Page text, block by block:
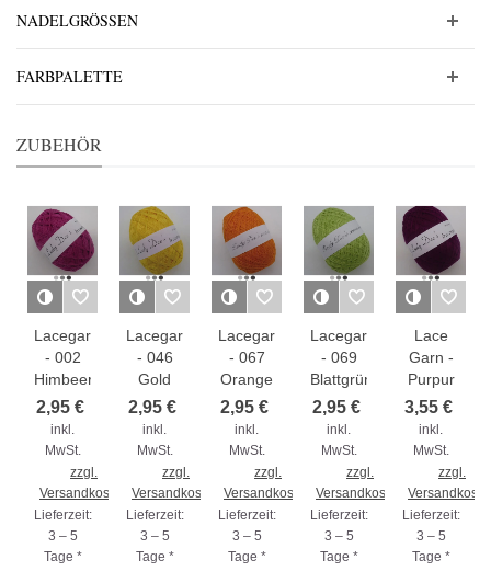
NADELGRÖSSEN
FARBPALETTE
ZUBEHÖR
Lacegarn
- 002
Himbeere
2,95 €
inkl.
MwSt.
zzgl.
Versandkosten
Lieferzeit:
3 – 5
Tage *
Lacegarn
- 046
Gold
2,95 €
inkl.
MwSt.
zzgl.
Versandkosten
Lieferzeit:
3 – 5
Tage *
Lacegarn
- 067
Orange
2,95 €
inkl.
MwSt.
zzgl.
Versandkosten
Lieferzeit:
3 – 5
Tage *
Lacegarn
- 069
Blattgrün
2,95 €
inkl.
MwSt.
zzgl.
Versandkosten
Lieferzeit:
3 – 5
Tage *
Lace
Garn -
Purpur
3,55 €
inkl.
MwSt.
zzgl.
Lieferzeit:
3 – 5
Tage *